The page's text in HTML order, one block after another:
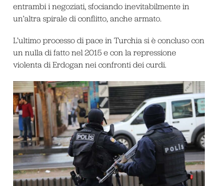
entrambi i negoziati, sfociando inevitabilmente in
un’altra spirale di conflitto, anche armato.
L’ultimo processo di pace in Turchia si è concluso con
un nulla di fatto nel 2015 e con la repressione
violenta di Erdogan nei confronti dei curdi.